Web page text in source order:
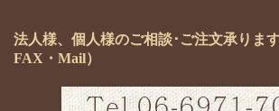
法人様、個人様のご相談･ご注文承りま
FAX・Mail）